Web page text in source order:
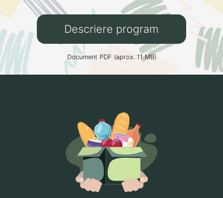
Descriere program
Document PDF (aprox. 11 MB)